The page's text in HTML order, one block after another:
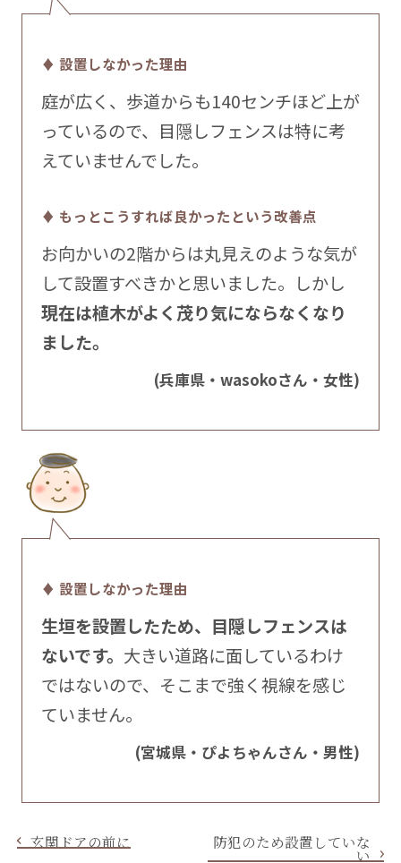
♦ 設置しなかった理由
庭が広く、歩道からも140センチほど上が
っているので、目隠しフェンスは特に考
えていませんでした。
♦ もっとこうすれば良かったという改善点
お向かいの2階からは丸見えのような気が
して設置すべきかと思いました。しかし
現在は植木がよく茂り気にならなくなり
ました。
(兵庫県・wasokoさん・女性)
♦ 設置しなかった理由
生垣を設置したため、目隠しフェンスは
ないです。 大きい道路に面しているわけ
ではないので、そこまで強く視線を感じ
ていません。
(宮城県・ぴよちゃんさん・男性)
玄関ドアの前に 防犯のため設置していな
い